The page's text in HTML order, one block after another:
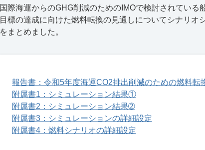
国際海運からのGHG削減のためのIMOで検討されてい
目標の達成に向けた燃料転換の見通しについてシナリ
をまとめました。
報告書：令和5年度海運CO2排出削減のための燃料転
附属書1：シミュレーション結果①
附属書2：シミュレーション結果➁
附属書3：シミュレーションの詳細設定
附属書4：燃料シナリオの詳細設定